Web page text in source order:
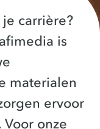
carrière?
is
materialen
ervoor
onze